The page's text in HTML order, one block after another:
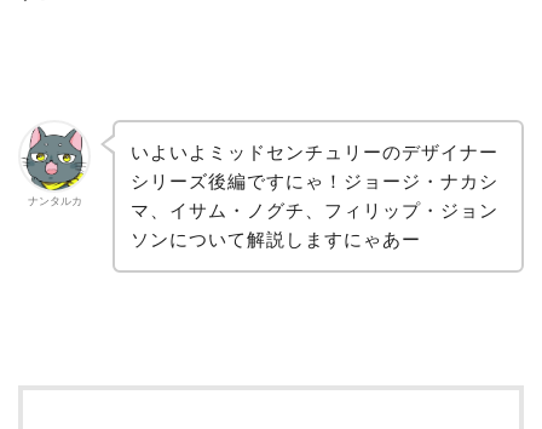
ナンタルカ
いよいよミッドセンチュリーのデザイナー
シリーズ後編ですにゃ！ジョージ・ナカシ
マ、イサム・ノグチ、フィリップ・ジョン
ソンについて解説しますにゃあー